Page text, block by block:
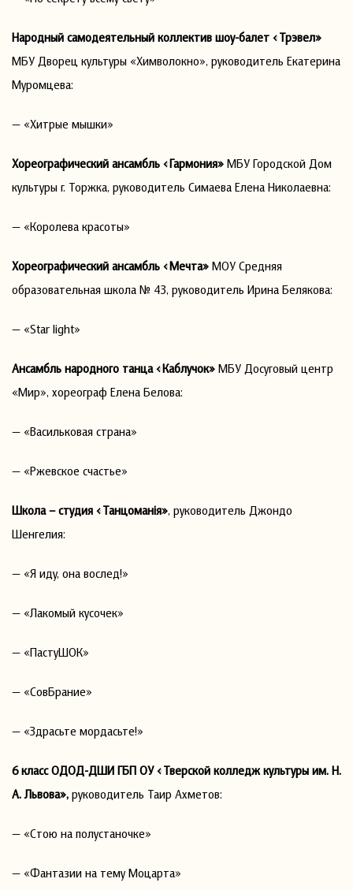
Народный самодеятельный коллектив шоу-балет «Трэвел»
МБУ Дворец культуры «Химволокно», руководитель Екатерина
Муромцева:
— «Хитрые мышки»
Хореографический ансамбль «Гармония» МБУ Городской Дом
культуры г. Торжка, руководитель Симаева Елена Николаевна:
— «Королева красоты»
Хореографический ансамбль «Мечта» МОУ Средняя
образовательная школа № 43, руководитель Ирина Белякова:
— «Star light»
Ансамбль народного танца «Каблучок» МБУ Досуговый центр
«Мир», хореограф Елена Белова:
— «Васильковая страна»
— «Ржевское счастье»
Школа – студия «Танцоманiя», руководитель Джондо
Шенгелия:
— «Я иду, она вослед!»
— «Лакомый кусочек»
— «ПастуШОК»
— «СовБрание»
— «Здрасьте мордасьте!»
6 класс ОДОД-ДШИ ГБП ОУ «Тверской колледж культуры им. Н.
А. Львова», руководитель Таир Ахметов:
— «Стою на полустаночке»
— «Фантазии на тему Моцарта»